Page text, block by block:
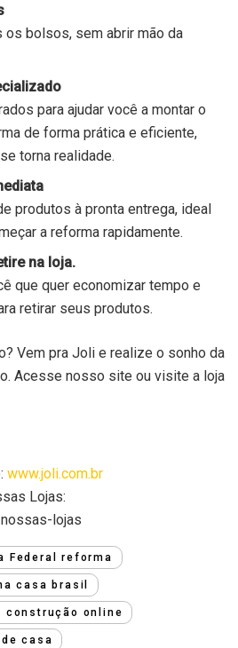
os bolsos, sem abrir mão da
para ajudar você a montar o
de forma prática e eficiente,
torna realidade.
produtos à pronta entrega, ideal
a reforma rapidamente.
na loja.
que quer economizar tempo e
retirar seus produtos.
Vem pra Joli e realize o sonho da
Acesse nosso site ou visite a loja
www.joli.com.br
Lojas:
lojas
Federal reforma
casa brasil
construção online
casa